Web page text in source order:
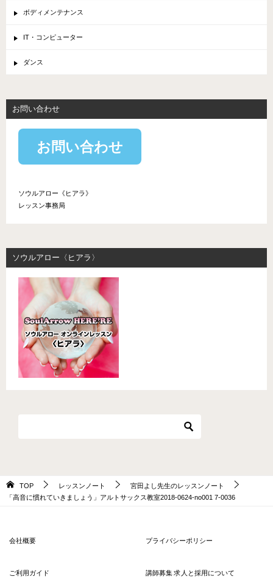
ボディメンテナンス
IT・コンピューター
ダンス
お問い合わせ
お問い合わせ
ソウルアロー《ヒアラ》
レッスン事務局
ソウルアロー〈ヒアラ〉
TOP レッスンノート
宮田よし先生のレッスンノート
「高音に慣れていきましょう」アルトサックス教室2018-0624-no001 7-0036
会社概要 プライバシーポリシー
ご利用ガイド 講師募集 求人と採用について